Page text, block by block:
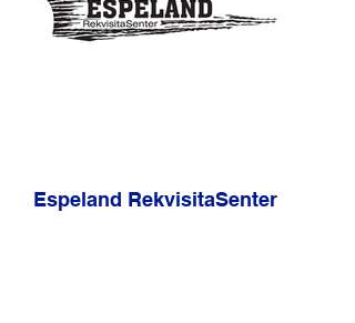
Espeland RekvisitaSenter